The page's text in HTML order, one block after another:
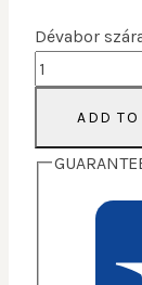
Dévabor
ADD TO